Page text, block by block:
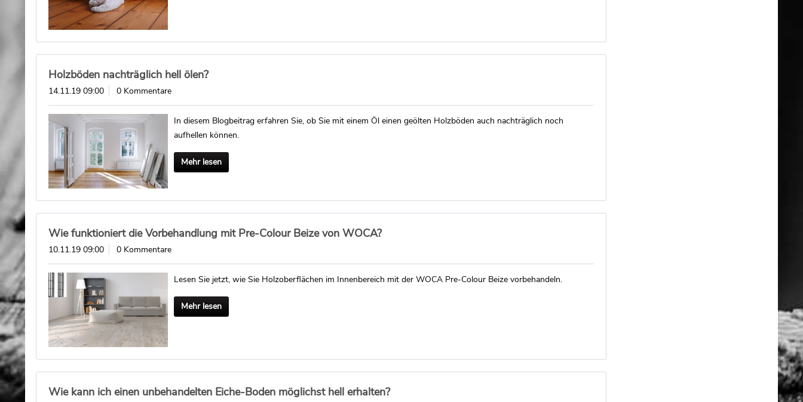
Holzböden nachträglich hell ölen?
14.11.19 09:00 0 Kommentare
In diesem Blogbeitrag erfahren Sie, ob Sie mit einem Öl einen geölten Holzböden auch nachträglich noch
aufhellen können.
Mehr lesen
Wie funktioniert die Vorbehandlung mit Pre-Colour Beize von WOCA?
10.11.19 09:00 0 Kommentare
Lesen Sie jetzt, wie Sie Holzoberflächen im Innenbereich mit der WOCA Pre-Colour Beize vorbehandeln.
Mehr lesen
Wie kann ich einen unbehandelten Eiche-Boden möglichst hell erhalten?